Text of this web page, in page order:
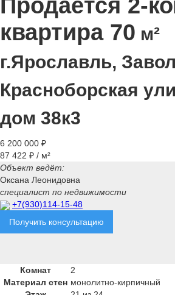
Продаётся 2-
квартира 70 м²
г.Ярославль,
Красноборская
дом 38к3
6 200 000 ₽
87 422 ₽ / м²
Объект ведёт:
Оксана Леонидовна
специалист по недвижимости
+7(930)114-15-48
Получить консультацию
Комнат
2
Материал стен монолитно-кирпичный